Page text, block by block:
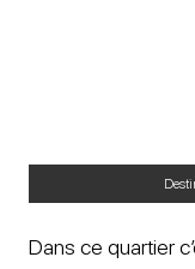
Dans ce quartier